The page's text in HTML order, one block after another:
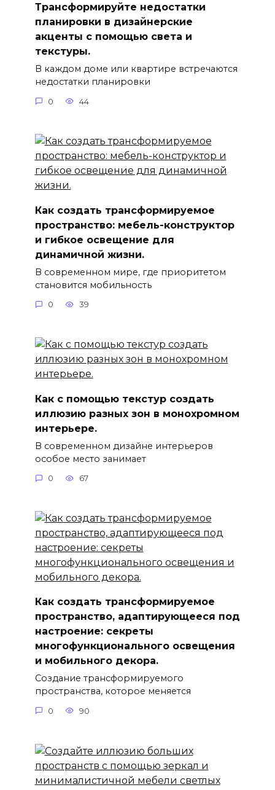
Трансформируйте недостатки
планировки в дизайнерские
акценты с помощью света и
текстуры.
В каждом доме или квартире встречаются
недостатки планировки
0 44
Как создать трансформируемое
пространство: мебель-конструктор
и гибкое освещение для
динамичной жизни.
В современном мире, где приоритетом
становится мобильность
0 39
Как с помощью текстур создать
иллюзию разных зон в монохромном
интерьере.
В современном дизайне интерьеров
особое место занимает
0 67
Как создать трансформируемое
пространство, адаптирующееся под
настроение: секреты
многофункционального освещения
и мобильного декора.
Создание трансформируемого
пространства, которое меняется
0 90